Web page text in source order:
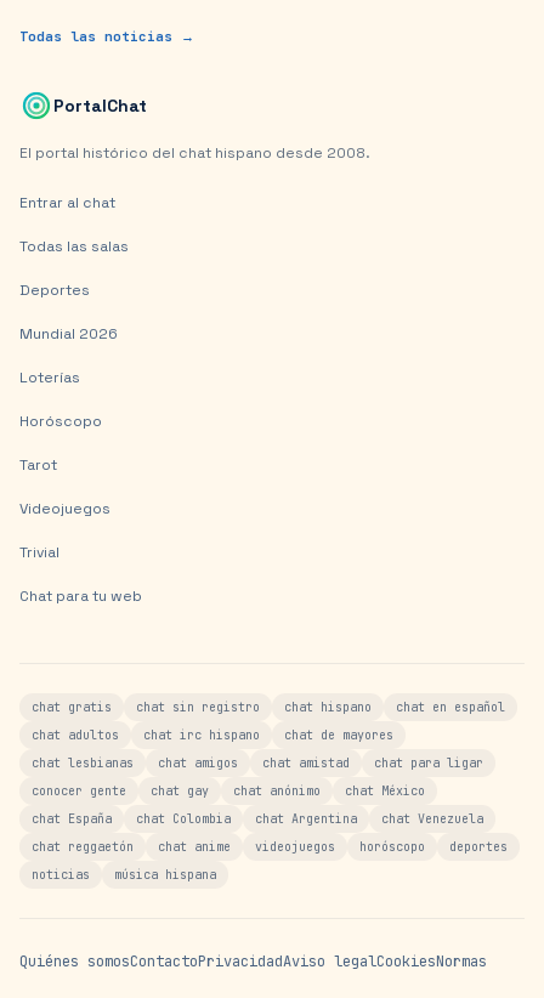
Todas las noticias →
PortalChat
El portal histórico del chat hispano desde 2008.
Entrar al chat
Todas las salas
Deportes
Mundial 2026
Loterías
Horóscopo
Tarot
Videojuegos
Trivial
Chat para tu web
chat gratis chat sin registro chat hispano
chat en español
chat adultos
chat irc hispano
chat de mayores
chat lesbianas
chat amigos chat amistad
chat para ligar
conocer gente
chat gay chat anónimo
chat México
chat España
chat Colombia chat Argentina
chat Venezuela
chat reggaetón
chat anime videojuegos horóscopo
deportes
noticias
música hispana
Quiénes somosContactoPrivacidadAviso legalCookiesNormas